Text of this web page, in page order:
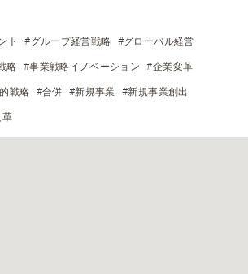
ト #グループ経営戦略 #グローバル経営
略 #事業戦略イノベーション #企業変革
戦略 #合併 #新規事業 #新規事業創出
革